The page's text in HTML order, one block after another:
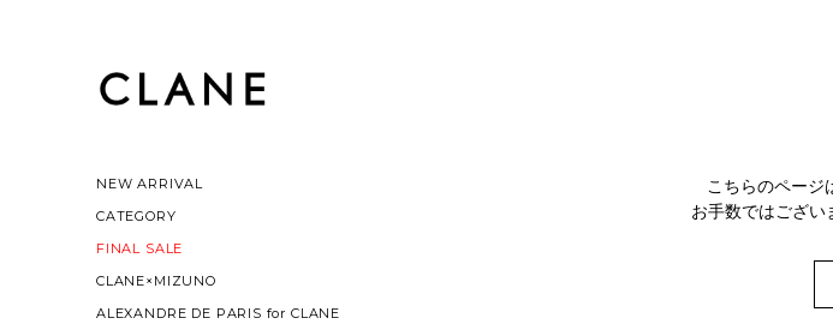
NEW ARRIVAL
CATEGORY
FINAL SALE
CLANE×MIZUNO
ALEXANDRE DE PARIS for CLANE
こちらのページ
お手数ではござい